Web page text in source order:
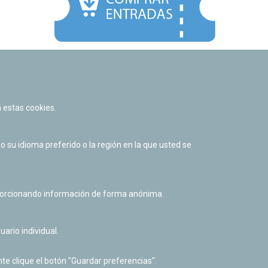
Política de cookies
Derecho de acceso a información pública
cookies.
su idioma preferido o la región en la que usted se
información de forma anónima.
individual.
clique el botón "Guardar preferencias".